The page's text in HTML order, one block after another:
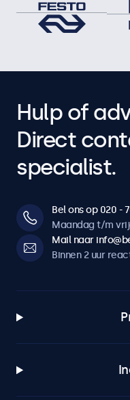
Hulp of
Direct
specialist.
Bel ons op 020 -
Maandag t/m
Mail naar
Binnen 2 uur